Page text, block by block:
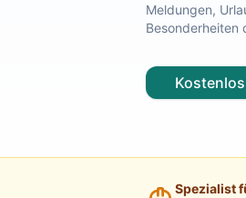
Meldungen,
Besonderheiten
Spezialist
Lohnabrechnung Heilbronn
Lohnabrechnung Karlsruhe
Lohnabrechnung Mannheim
Lohnabrechnung Heidelberg
Lohnabrechnung Pforzheim